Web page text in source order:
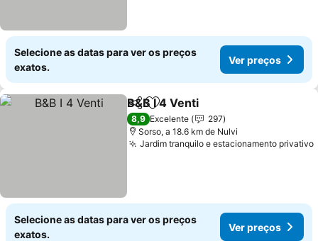
Selecione as datas para ver os preços
exatos.
Ver preços
PartilharAdicionar aos favoritos
B&B I 4 Venti
8,9 Excelente
297
Sorso, a 18.6 km de Nulvi
Jardim tranquilo e estacionamento privativo
Selecione as datas para ver os preços
exatos.
Ver preços